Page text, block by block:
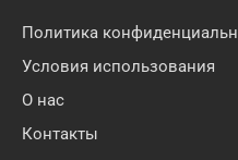
Политика
Условия использования
О нас
Контакты